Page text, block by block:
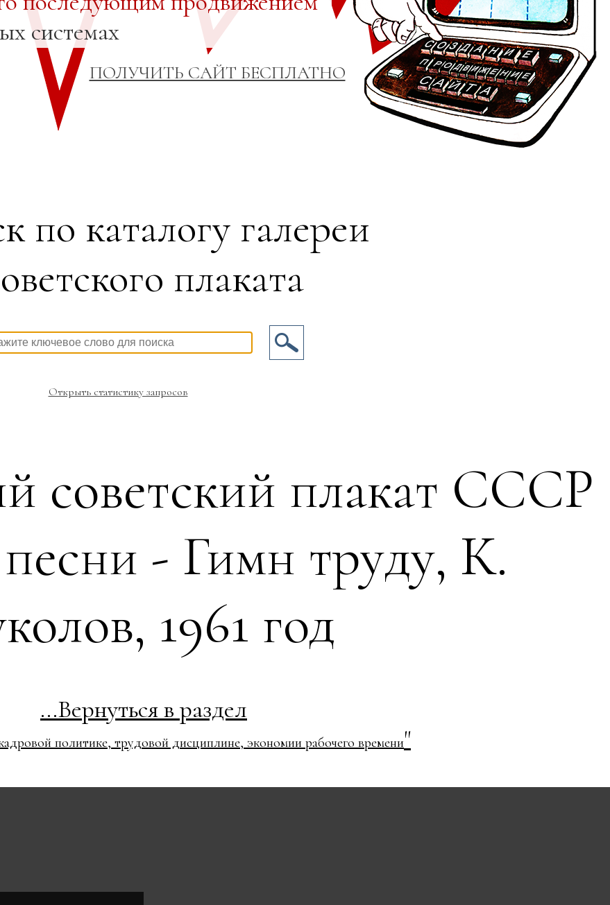
системах
ПОЛУЧИТЬ САЙТ БЕСПЛАТНО
по каталогу галереи
плаката
Открыть статистику запросов
советский плакат СССР
- Гимн труду, К.
1961 год
...Вернуться в раздел
политике, трудовой дисциплине, экономии рабочего времени"